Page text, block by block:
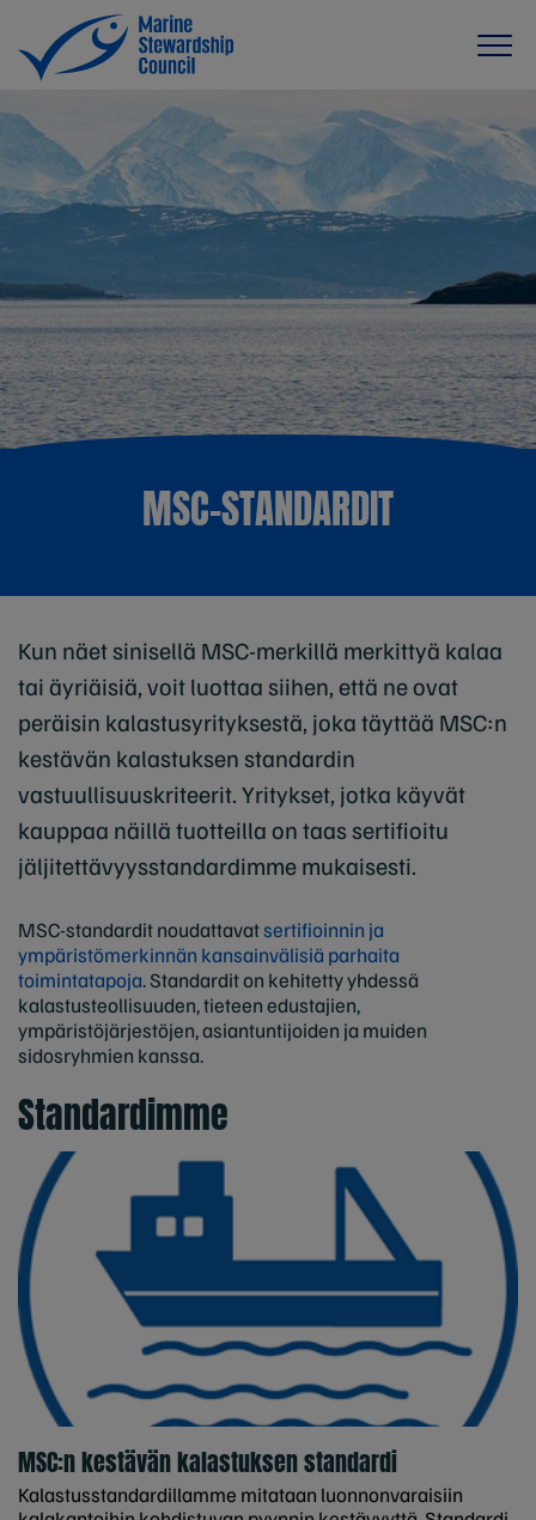
MSC-STANDARDIT
Kun näet sinisellä MSC-merkillä merkittyä kalaa
tai äyriäisiä, voit luottaa siihen, että ne ovat
peräisin kalastusyrityksestä, joka täyttää MSC:n
kestävän kalastuksen standardin
vastuullisuuskriteerit. Yritykset, jotka käyvät
kauppaa näillä tuotteilla on taas sertifioitu
jäljitettävyysstandardimme mukaisesti.
MSC-standardit noudattavatsertifioinnin ja
ympäristömerkinnän kansainvälisiä parhaita
toimintatapoja. Standardit on kehitetty yhdessä
kalastusteollisuuden, tieteen edustajien,
ympäristöjärjestöjen, asiantuntijoiden ja muiden
sidosryhmien kanssa.
Standardimme
MSC:n kestävän kalastuksen standardi
Kalastusstandardillamme mitataan luonnonvaraisiin